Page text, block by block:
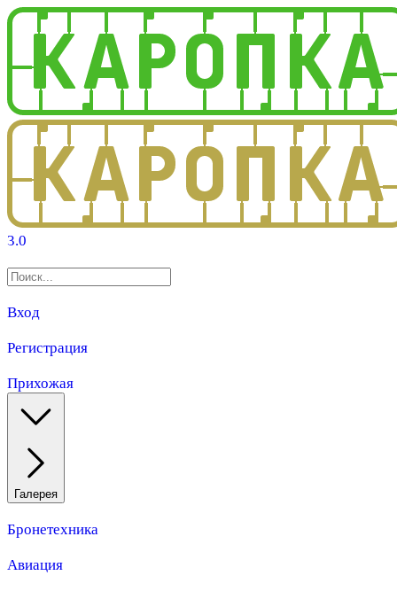
3.0
Вход
Регистрация
Прихожая
Галерея
Бронетехника
Авиация